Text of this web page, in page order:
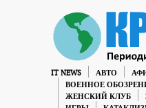
IT NEWS АВТО
ВОЕННОЕ
ЖЕНСКИЙ КЛУБ